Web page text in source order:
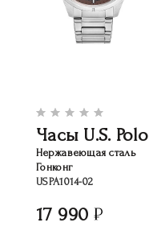
Часы U.S. Polo
Нержавеющая сталь
Гонконг
USPA1014-02
17 990